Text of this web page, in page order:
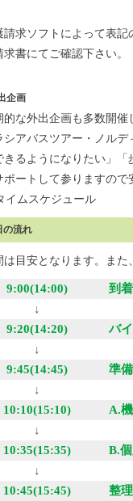
請求ソフトによって表記
求書にてご確認下さい。
企画
的な外出企画も多数開
シアバスツアー・ノル
きるようになりたい」
ポートして参りますので
の流れ
は目安となります。また
9:00(14:00) 到着
↓
9:20(14:20)
バ
↓
9:45(14:45)
準
↓
10:10(15:10)
A.
↓
10:35(15:35)
B.
↓
10:45(15:45)
整